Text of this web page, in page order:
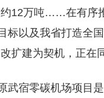
12万吨……在有序
标以及我省打造全
扩建为契机，正在
武宿零碳机场项目